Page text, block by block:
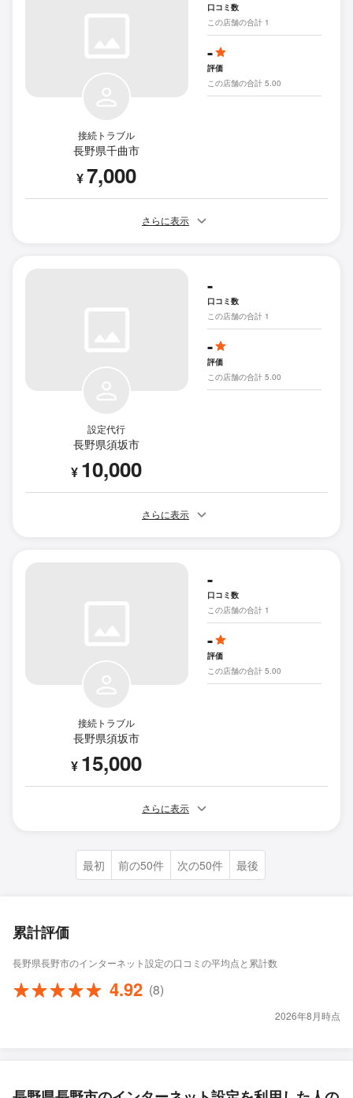
接続トラブル
長野県千曲市
¥7,000
口コミ数
この店舗の合計 1
-
評価
この店舗の合計 5.00
さらに表示
設定代行
長野県須坂市
¥ 10,000
-
口コミ数
この店舗の合計 1
-
評価
この店舗の合計 5.00
さらに表示
接続トラブル
長野県須坂市
¥ 15,000
-
口コミ数
この店舗の合計 1
-
評価
この店舗の合計 5.00
さらに表示
最初 前の50件 次の50件 最後
累計評価
長野県長野市のインターネット設定の口コミの平均点と累計数
4.92 (8)
2026年8月時点